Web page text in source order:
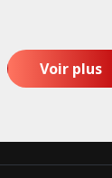
Voir plus